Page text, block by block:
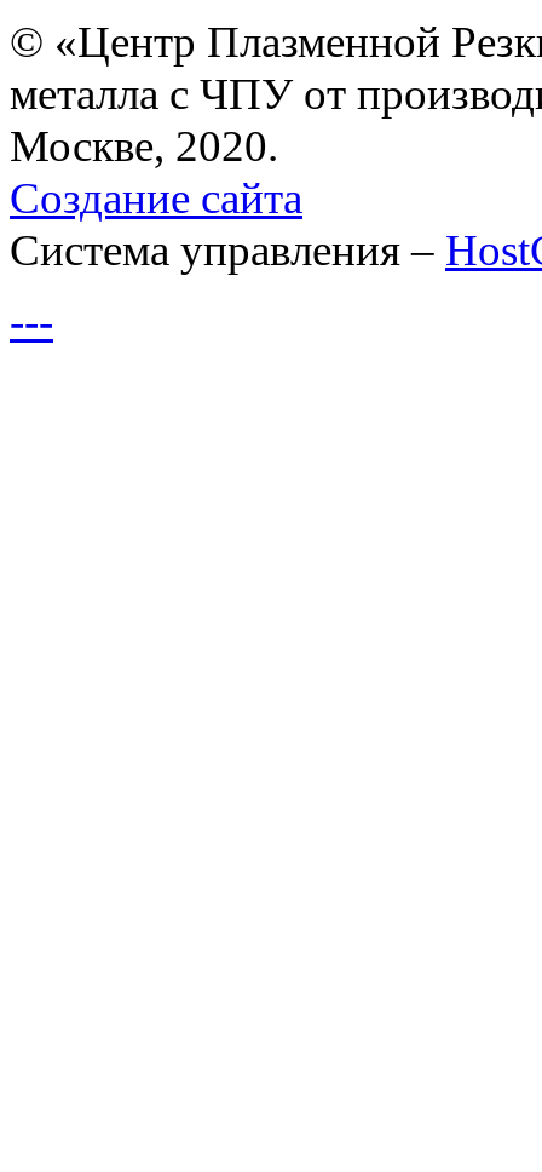
© «Центр Плазменной
металла с ЧПУ от
Москве, 2020.
Создание сайта
Система управления –
---